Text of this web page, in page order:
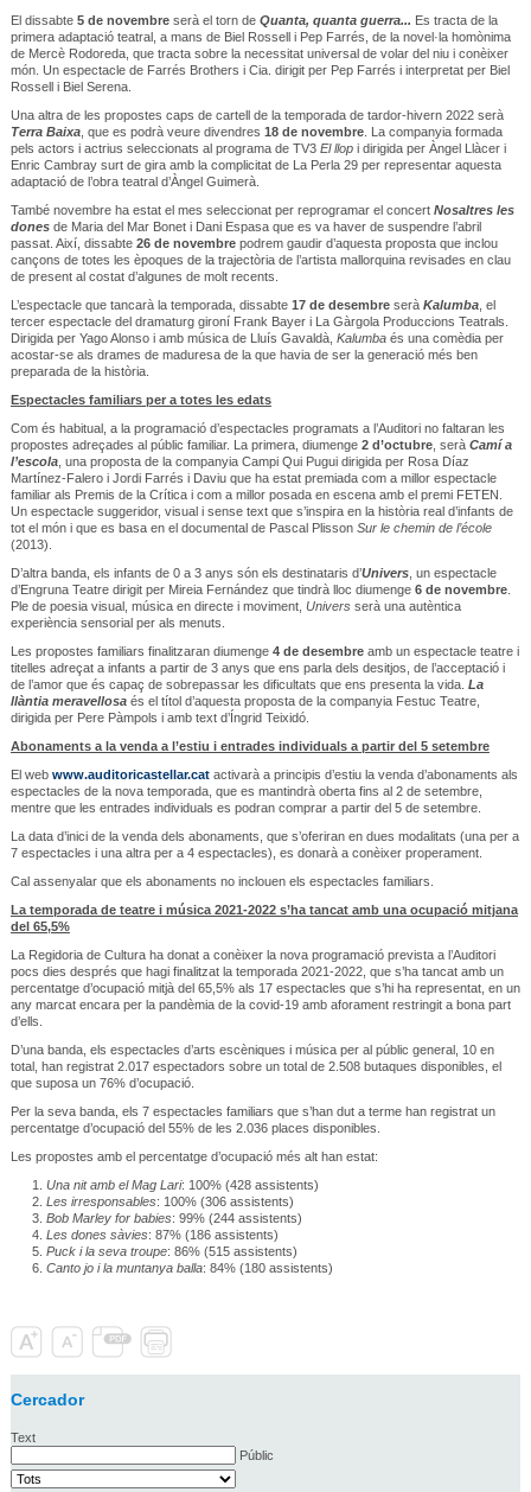
El dissabte 5 de novembreserà el torn de Quanta, quanta guerra... Es tracta de la
primera adaptació teatral, a mans de Biel Rossell i Pep Farrés, de la novel·la homònima
de Mercè Rodoreda, que tracta sobre la necessitat universal de volar del niu i conèixer
món. Un espectacle de Farrés Brothers i Cia. dirigit per Pep Farrés i interpretat per Biel
Rossell i Biel Serena.
Una altra de les propostes caps de cartell de la temporada de tardor-hivern 2022 serà
Terra Baixa, que es podrà veure divendres 18 de novembre. La companyia formada
pels actors i actrius seleccionats al programa de TV3 El llopi dirigida per Àngel Llàcer i
Enric Cambray surt de gira amb la complicitat de La Perla 29 per representar aquesta
adaptació de l’obra teatral d’Àngel Guimerà.
També novembre ha estat el mes seleccionat per reprogramar el concert Nosaltres les
donesde Maria del Mar Bonet i Dani Espasa que es va haver de suspendre l’abril
passat. Així, dissabte 26 de novembrepodrem gaudir d’aquesta proposta que inclou
cançons de totes les èpoques de la trajectòria de l’artista mallorquina revisades en clau
de present al costat d’algunes de molt recents.
L’espectacle que tancarà la temporada, dissabte 17 de desembreserà Kalumba, el
tercer espectacle del dramaturg gironí Frank Bayer i La Gàrgola Produccions Teatrals.
Dirigida per Yago Alonso i amb música de Lluís Gavaldà, Kalumba és una comèdia per
acostar-se als drames de maduresa de la que havia de ser la generació més ben
preparada de la història.
Espectacles familiars per a totes les edats
Com és habitual, a la programació d’espectacles programats a l’Auditori no faltaran les
propostes adreçades al públic familiar. La primera, diumenge 2 d’octubre, serà Camí a
l’escola, una proposta de la companyia Campi Qui Pugui dirigida per Rosa Díaz
Martínez-Falero i Jordi Farrés i Daviu que ha estat premiada com a millor espectacle
familiar als Premis de la Crítica i com a millor posada en escena amb el premi FETEN.
Un espectacle suggeridor, visual i sense text que s’inspira en la història real d’infants de
tot el món i que es basa en el documental de Pascal Plisson Sur le chemin de l’école
(2013).
D’altra banda, els infants de 0 a 3 anys són els destinataris d’Univers, un espectacle
d’Engruna Teatre dirigit per Mireia Fernández que tindrà lloc diumenge 6 de novembre.
Ple de poesia visual, música en directe i moviment, Universserà una autèntica
experiència sensorial per als menuts.
Les propostes familiars finalitzaran diumenge 4 de desembre amb un espectacle teatre i
titelles adreçat a infants a partir de 3 anys que ens parla dels desitjos, de l’acceptació i
de l’amor que és capaç de sobrepassar les dificultats que ens presenta la vida. La
llàntia meravellosaés el títol d’aquesta proposta de la companyia Festuc Teatre,
dirigida per Pere Pàmpols i amb text d’Íngrid Teixidó.
Abonaments a la venda a l’estiu i entrades individuals a partir del 5 setembre
El web www.auditoricastellar.catactivarà a principis d’estiu la venda d’abonaments als
espectacles de la nova temporada, que es mantindrà oberta fins al 2 de setembre,
mentre que les entrades individuals es podran comprar a partir del 5 de setembre.
La data d’inici de la venda dels abonaments, que s’oferiran en dues modalitats (una per a
7 espectacles i una altra per a 4 espectacles), es donarà a conèixer properament.
Cal assenyalar que els abonaments no inclouen els espectacles familiars.
La temporada de teatre i música 2021-2022 s’ha tancat amb una ocupació mitjana
del 65,5%
La Regidoria de Cultura ha donat a conèixer la nova programació prevista a l’Auditori
pocs dies després que hagi finalitzat la temporada 2021-2022, que s’ha tancat amb un
percentatge d’ocupació mitjà del 65,5% als 17 espectacles que s’hi ha representat, en un
any marcat encara per la pandèmia de la covid-19 amb aforament restringit a bona part
d’ells.
D’una banda, els espectacles d’arts escèniques i música per al públic general, 10 en
total, han registrat 2.017 espectadors sobre un total de 2.508 butaques disponibles, el
que suposa un 76% d’ocupació.
Per la seva banda, els 7 espectacles familiars que s’han dut a terme han registrat un
percentatge d’ocupació del 55% de les 2.036 places disponibles.
Les propostes amb el percentatge d’ocupació més alt han estat:
Una nit amb el Mag Lari: 100% (428 assistents)
Les irresponsables: 100% (306 assistents)
Bob Marley for babies: 99% (244 assistents)
Les dones sàvies: 87% (186 assistents)
Puck i la seva troupe: 86% (515 assistents)
Canto jo i la muntanya balla: 84% (180 assistents)
Cercador
Text
Públic